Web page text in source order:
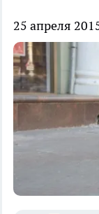
25 апреля